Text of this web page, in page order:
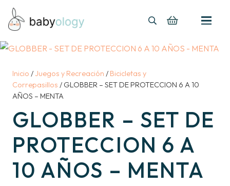
Inicio /Juegos y Recreación / Bicicletas y
Correpasillos / GLOBBER – SET DE PROTECCION 6 A 10
AÑOS – MENTA
GLOBBER – SET DE
PROTECCION 6 A
10 AÑOS – MENTA